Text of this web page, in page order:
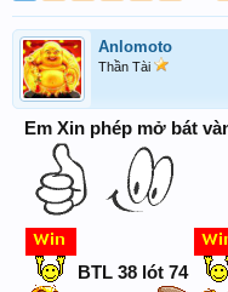
Anlomoto
Thần Tài
Em Xin phép mở bát
BTL 38 lót 74